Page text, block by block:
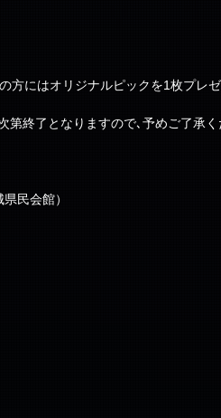
方にはオリジナルピックを1枚プレゼ
終了となりますので､予めご了承く
民会館）